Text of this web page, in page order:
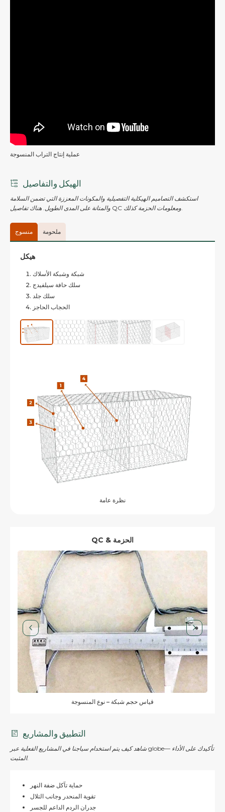
عملية إنتاج التراب المنسوجة
الهيكل والتفاصيل
استكشف التصاميم الهيكلية التفصيلية والمكونات المعززة التي تضمن السلامة
والمتانة على المدى الطويل. هناك تفاصيل QC ومعلومات الحزمة كذلك.
منسوج ملحومة
هيكل
شبكة وشبكة الأسلاك
سلك حافة سيلفيدج
سلك جلد
الحجاب الحاجز
نظرة عامة
QC & الحزمة
قياس حجم شبكة – نوع المنسوجة
التطبيق والمشاريع
شاهد كيف يتم استخدام سياجنا في المشاريع الفعلية عبر globe— تأكيدك على الأداء
المثبت.
حماية تآكل ضفة النهر
تقوية المنحدر وجانب التلال
جدران الردم الداعم للجسر